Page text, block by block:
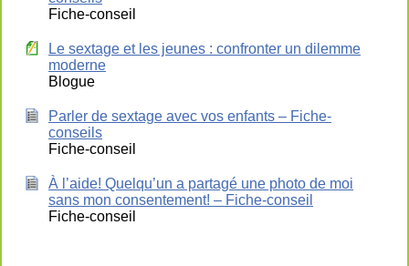
Fiche-conseil
Le sextage et les jeunes : confronter un dilemme
moderne
Blogue
Parler de sextage avec vos enfants – Fiche-
conseils
Fiche-conseil
À l’aide! Quelqu’un a partagé une photo de moi
sans mon consentement! – Fiche-conseil
Fiche-conseil